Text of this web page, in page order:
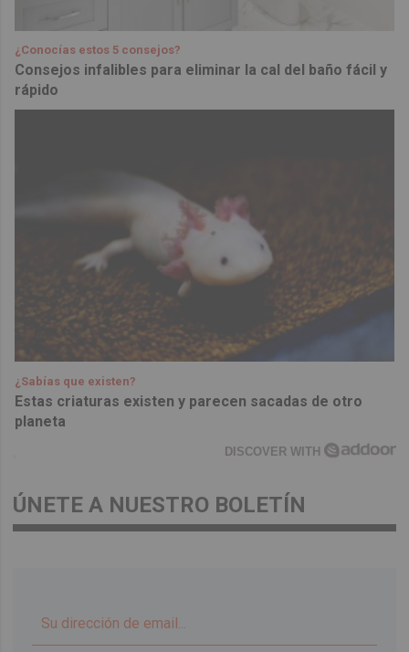
¿Conocías estos 5 consejos?
Consejos infalibles para eliminar la cal del baño fácil y
rápido
¿Sabías que existen?
Estas criaturas existen y parecen sacadas de otro
planeta
DISCOVER WITH
ÚNETE A NUESTRO BOLETÍN